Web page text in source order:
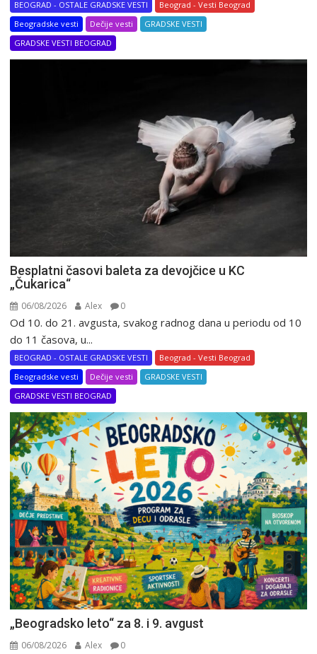
BEOGRAD - OSTALE GRADSKE VESTI
Beograd - Vesti Beograd
Beogradske vesti
Dečije vesti
GRADSKE VESTI
GRADSKE VESTI BEOGRAD
Besplatni časovi baleta za devojčice u KC
„Čukarica“
06/08/2026 Alex 0
Od 10. do 21. avgusta, svakog radnog dana u periodu od 10
do 11 časova, u...
BEOGRAD - OSTALE GRADSKE VESTI
Beograd - Vesti Beograd
Beogradske vesti
Dečije vesti
GRADSKE VESTI
GRADSKE VESTI BEOGRAD
„Beogradsko leto“ za 8. i 9. avgust
06/08/2026 Alex 0